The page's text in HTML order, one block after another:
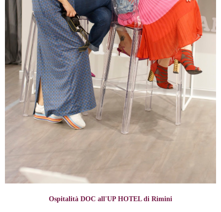
Ospitalità DOC all'UP HOTEL di Rimini